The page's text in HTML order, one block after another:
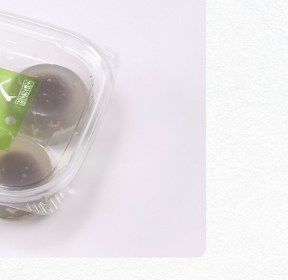
岐阜県まるごと観光エリアガ
イド